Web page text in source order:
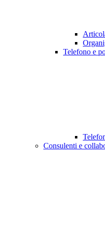
Telefono e
Consulenti e